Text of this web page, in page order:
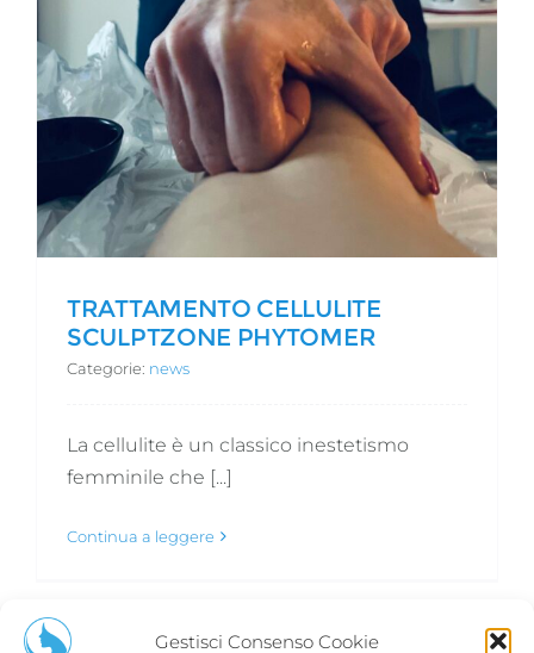
Gestisci Consenso Cookie
TRATTAMENTO CELLULITE
SCULPTZONE PHYTOMER
Categorie: news
La cellulite è un classico inestetismo
femminile che [...]
Continua a leggere